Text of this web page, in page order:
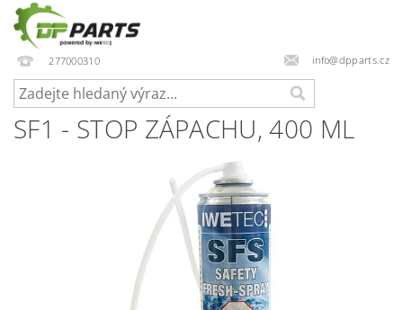
277000310 info@dpparts.cz
SF1 - STOP ZÁPACHU, 400 ML